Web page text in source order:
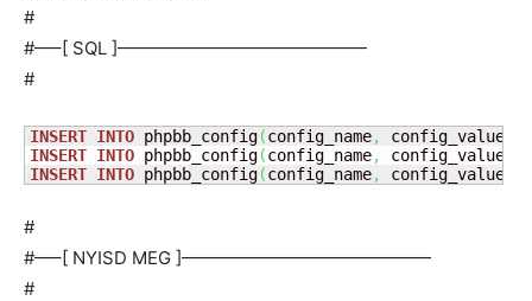
#
#—–[ SQL ]——————————————
#
INSERT INTO phpbb_config(config_name, config_value
INSERT INTO phpbb_config(config_name, config_value
INSERT INTO phpbb_config(config_name, config_value
#
#—–[ NYISD MEG ]——————————————
#